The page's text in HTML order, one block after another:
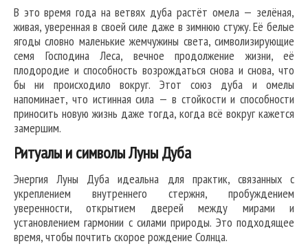
В это время года на ветвях дуба растёт омела — зелёная,
живая, уверенная в своей силе даже в зимнюю стужу. Её белые
ягоды словно маленькие жемчужины света, символизирующие
семя Господина Леса, вечное продолжение жизни, её
плодородие и способность возрождаться снова и снова, что
бы ни происходило вокруг. Этот союз дуба и омелы
напоминает, что истинная сила — в стойкости и способности
приносить новую жизнь даже тогда, когда всё вокруг кажется
замершим.
Ритуалы и символы Луны Дуба
Энергия Луны Дуба идеальна для практик, связанных с
укреплением внутреннего стержня, пробуждением
уверенности, открытием дверей между мирами и
установлением гармонии с силами природы. Это подходящее
время, чтобы почтить скорое рождение Солнца.